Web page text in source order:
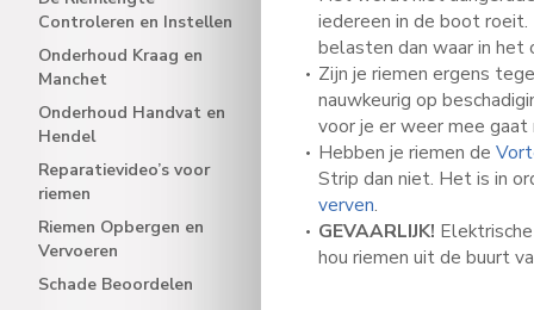
Controleren en Instellen
Onderhoud Kraag en
Manchet
Onderhoud Handvat en
Hendel
Reparatievideo’s voor
riemen
Riemen Opbergen en
Vervoeren
Schade Beoordelen
iedereen in de boot
belasten dan waar in het
Zijn je riemen ergens
nauwkeurig op
voor je er weer mee gaat
Hebben je riemen de
Strip dan niet. Het is in
verven.
GEVAARLIJK!
hou riemen uit de buurt